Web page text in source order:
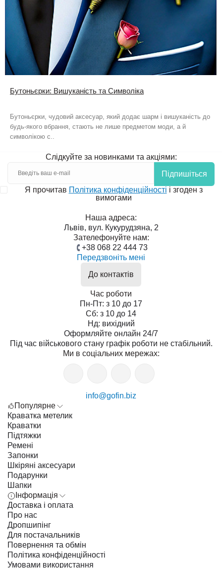
Бутоньєрки: Вишуканість та Символіка
Бутоньєрки, чудовий аксесуар, який додає шарм і вишуканість до
будь-якого вбрання, стають не лише предметом моди, а й
символікою с..
Слідкуйте за новинками та акціями:
Підпишіться
Я прочитав Політика конфіденційності і згоден з
вимогами
Наша адреса:
Львів, вул. Кукурудзяна, 2
Зателефонуйте нам:
+38 068 22 444 73
Передзвоніть мені
До контактів
Час роботи
Пн-Пт: з 10 до 17
Сб: з 10 до 14
Нд: вихідний
Оформляйте онлайн 24/7
Під час військового стану графік роботи не стабільний.
Ми в соціальних мережах:
info@gofin.biz
Популярне
Краватка метелик
Краватки
Підтяжки
Ремені
Запонки
Шкіряні аксесуари
Подарунки
Шапки
Інформація
Доставка і оплата
Про нас
Дропшипінг
Для постачальників
Повернення та обмін
Політика конфіденційності
Умовами використання